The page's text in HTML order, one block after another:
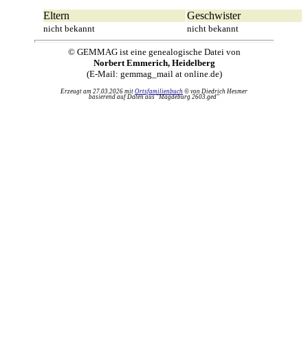
Eltern Geschwister
nicht bekannt nicht bekannt
© GEMMAG ist eine genealogische Datei von
Norbert Emmerich, Heidelberg
(E-Mail: gemmag_mail at online.de)
Erzeugt am 27.03.2026 mit Ortsfamilienbuch © von Diedrich Hesmer
basierend auf Daten aus "Magdeburg 2603.ged"